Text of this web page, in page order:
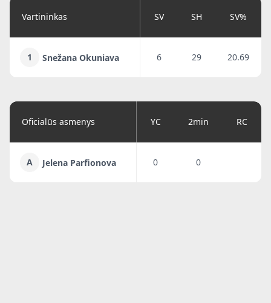
Vartininkas SV SH SV%
1 Snežana Okuniava 6 29 20.69
Oficialūs asmenys YC 2min RC
A Jelena Parfionova 0 0